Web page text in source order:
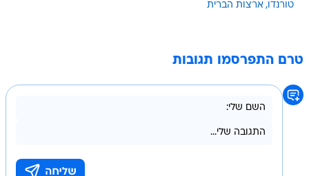
טורנדו ארצות הברית
טרם התפרסמו תגובות